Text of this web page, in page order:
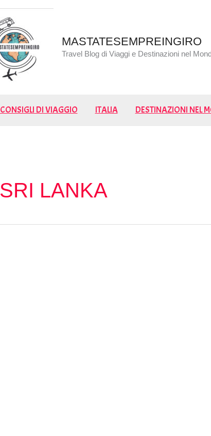
MASTATESEMPREINGIRO
Travel Blog di Viaggi e Destinazioni nel
CONSIGLI DI VIAGGIO ITALIA DESTINAZIONI NEL
LANKA